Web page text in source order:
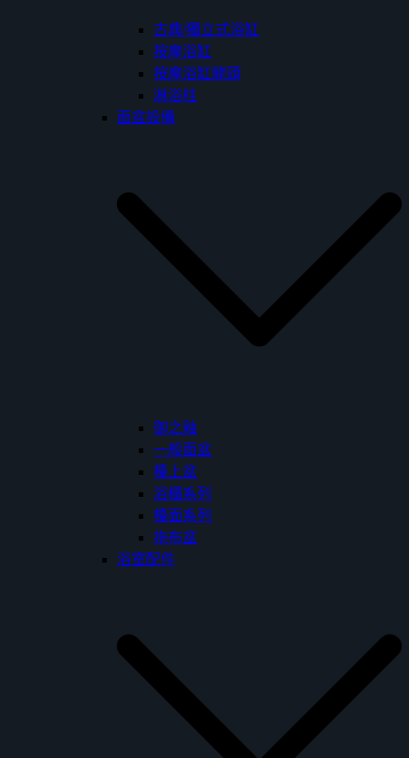
古典/獨立式浴缸
按摩浴缸
按摩浴缸龍頭
淋浴柱
面盆設備
御之釉
一般面盆
檯上盆
浴櫃系列
檯面系列
拖布盆
浴室配件